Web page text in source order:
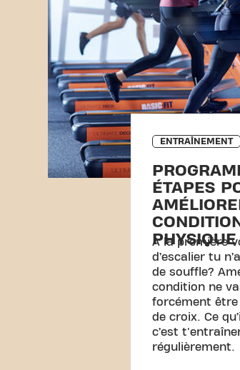
ENTRAÎNEMENT
ÉTAPES
PHYSIQUE
A la première
d’escalier tu
de souffle?
condition ne
forcément être
de croix. Ce
c’est
régulièrement.